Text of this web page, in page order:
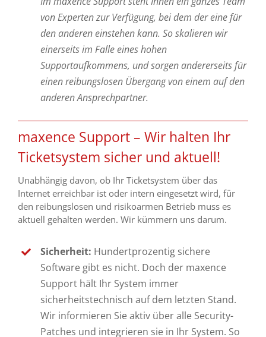
von Experten zur Verfügung, bei dem der eine für
den anderen einstehen kann. So skalieren wir
einerseits im Falle eines hohen
Supportaufkommens, und sorgen andererseits für
einen reibungslosen Übergang von einem auf den
anderen Ansprechpartner.
maxence Support – Wir halten Ihr
Ticketsystem sicher und aktuell!
Unabhängig davon, ob Ihr Ticketsystem über das
Internet erreichbar ist oder intern eingesetzt wird, für
den reibungslosen und risikoarmen Betrieb muss es
aktuell gehalten werden. Wir kümmern uns darum.
Sicherheit: Hundertprozentig sichere
Software gibt es nicht. Doch der maxence
Support hält Ihr System immer
sicherheitstechnisch auf dem letzten Stand.
Wir informieren Sie aktiv über alle Security-
Patches und integrieren sie in Ihr System. So